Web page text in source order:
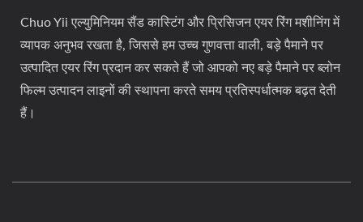
Chuo Yii एल्युमिनियम सैंड कास्टिंग और प्रिसिजन एयर रिंग मशीनिंग में
व्यापक अनुभव रखता है, जिससे हम उच्च गुणवत्ता वाली, बड़े पैमाने पर
उत्पादित एयर रिंग प्रदान कर सकते हैं जो आपको नए बड़े पैमाने पर ब्लोन
फिल्म उत्पादन लाइनों की स्थापना करते समय प्रतिस्पर्धात्मक बढ़त देती
हैं।